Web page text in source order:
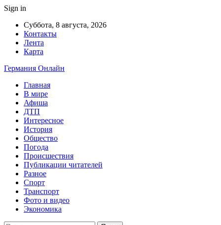
Sign in
Суббота, 8 августа, 2026
Контакты
Лента
Карта
Германия Онлайн
Главная
В мире
Афиша
ДТП
Интересное
История
Общество
Погода
Происшествия
Публикации читателей
Разное
Спорт
Транспорт
Фото и видео
Экономика